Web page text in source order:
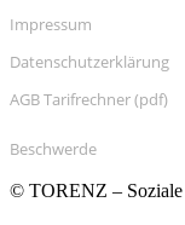
Impressum
Datenschutzerklärung
AGB Tarifrechner (pdf)
Beschwerde
© TORENZ – Soziale